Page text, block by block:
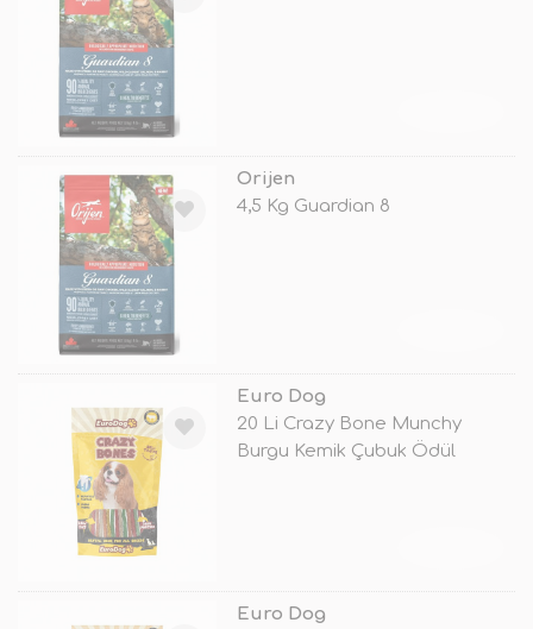
Orijen
4,5 Kg Guardian 8
Euro Dog
20 Li Crazy Bone Munchy
Burgu Kemik Çubuk Ödül
Euro Dog